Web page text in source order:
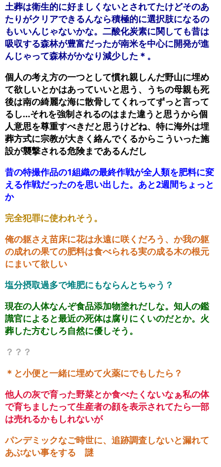
土葬は衛生的に好ましくないとされてたけどそのあ
たりがクリアできるんなら積極的に選択肢になるの
もいいんじゃないかな。二酸化炭素に関しても昔は
吸収する森林が豊富だったが南米を中心に開発が進
んじゃって森林がかなり減少した＊。
個人の考え方の一つとして慣れ親しんだ野山に埋め
て欲しいとかはあっていいと思う、うちの母親も死
後は南の綺麗な海に散骨してくれってずっと言って
るし…それを強制されるのはまた違うと思うから個
人意思を尊重すべきだと思うけどね、特に海外は埋
葬方式に宗教が大きく絡んでくるからこういった施
設が襲撃される危険まであるんだし
昔の特撮作品の1組織の最終作戦が全人類を肥料に変
える作戦だったのを思い出した。あと2週間ちょっと
か
完全犯罪に使われそう。
俺の躯さえ苗床に花は永遠に咲くだろう、か我の躯
の成れの果ての肥料は食べられる実の成る木の根元
にまいて欲しい
塩分摂取過多で堆肥にもならんとちゃう？
現在の人体なんぞ食品添加物塗れだしな。知人の鑑
識官によると最近の死体は腐りにくいのだとか。火
葬した方むしろ自然に優しそう。
？？？
＊と小便と一緒に埋めて火薬にでもしたら？
他人の灰で育った野菜とか食べたくないなぁ私の体
で育ちましたって生産者の顔を表示されてたら一部
は売れるかもしれないが
パンデミックなご時世に、追跡調査しないと漏れて
あぶない事をする 謎